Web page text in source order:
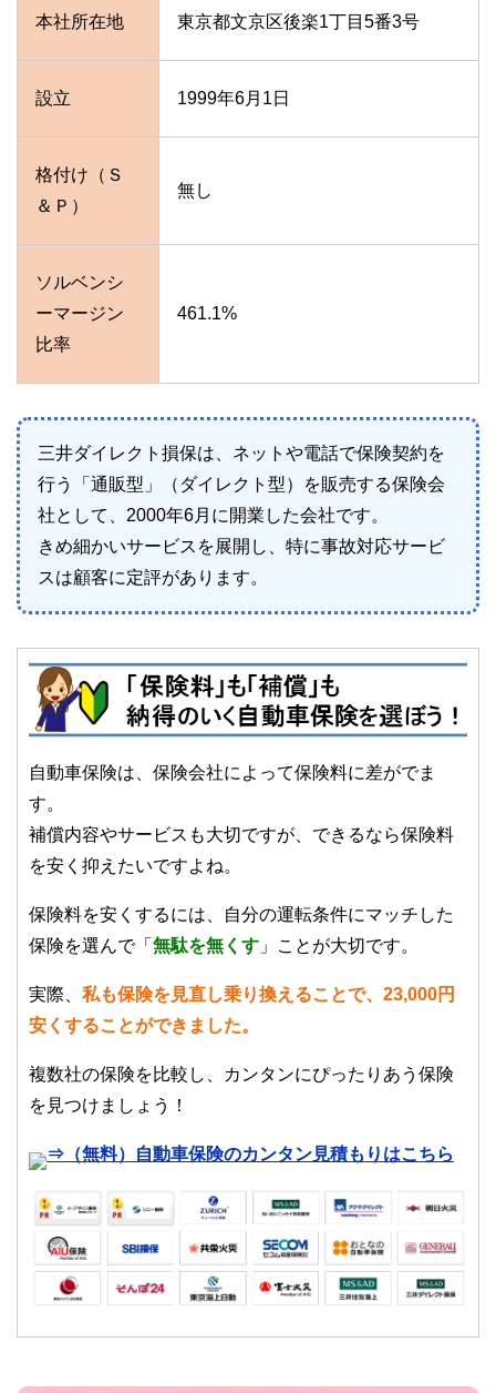
本社所在地 東京都文京区後楽1丁目5番3号
設立 1999年6月1日
格付け（Ｓ
＆Ｐ）
無し
ソルベンシ
ーマージン
比率
461.1%
三井ダイレクト損保は、ネットや電話で保険契約を
行う「通販型」（ダイレクト型）を販売する保険会
社として、2000年6月に開業した会社です。
きめ細かいサービスを展開し、特に事故対応サービ
スは顧客に定評があります。
自動車保険は、保険会社によって保険料に差がでま
す。
補償内容やサービスも大切ですが、できるなら保険料
を安く抑えたいですよね。
保険料を安くするには、自分の運転条件にマッチした
保険を選んで「 無駄を無くす 」ことが大切です。
実際、 私も保険を見直し乗り換えることで、23,000円
安くすることができました。
複数社の保険を比較し、カンタンにぴったりあう保険
を見つけましょう！
⇒（無料）自動車保険のカンタン見積もりはこちら